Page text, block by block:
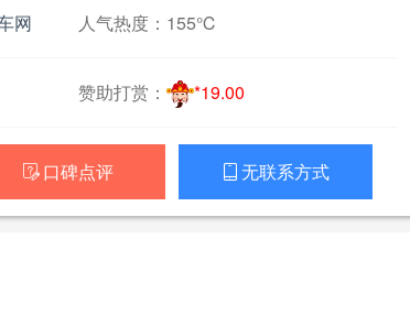
网 人气热度： 155℃
赞助打赏： *19.00
 口碑点评  无联系方式